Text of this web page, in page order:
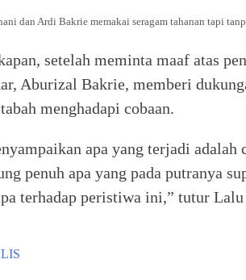
dan Ardi Bakrie memakai seragam tahanan tapi
setelah meminta maaf atas
Aburizal Bakrie, memberi
menghadapi cobaan.
apa yang terjadi adalah
penuh apa yang pada putranya
terhadap peristiwa ini,” tutur